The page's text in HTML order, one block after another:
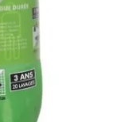
Att klia dig tills
utan att oroa